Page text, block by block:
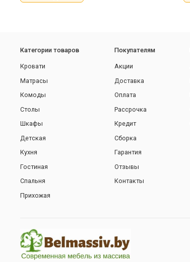
Категории товаров
Кровати
Матрасы
Комоды
Столы
Шкафы
Детская
Кухня
Гостиная
Спальня
Прихожая
Покупателям
Акции
Доставка
Оплата
Рассрочка
Кредит
Сборка
Гарантия
Отзывы
Контакты